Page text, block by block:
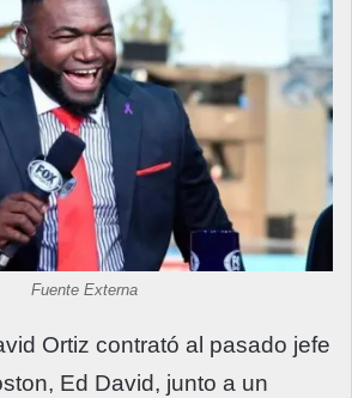
Fuente Externa
Ortiz contrató al pasado jefe
Ed David, junto a un